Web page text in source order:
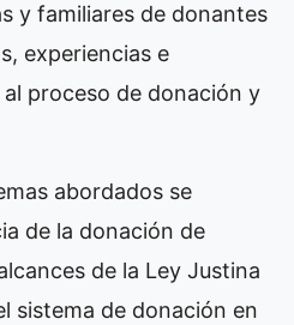
y familiares de donantes
experiencias e
proceso de donación y
abordados se
de la donación de
de la Ley Justina
sistema de donación en